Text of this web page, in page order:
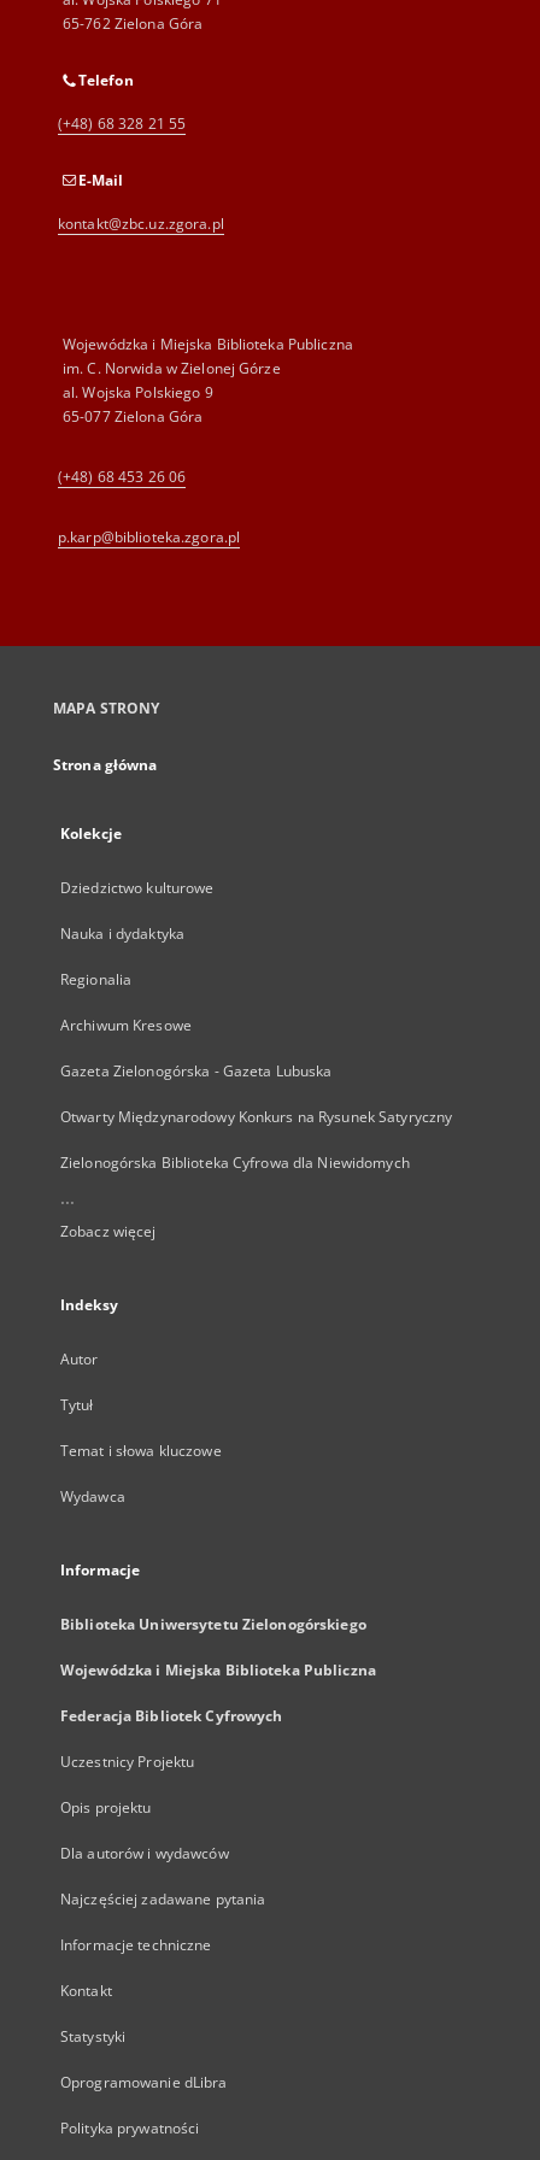
65-762 Zielona Góra
Telefon
(+48) 68 328 21 55
E-Mail
kontakt@zbc.uz.zgora.pl
Wojewódzka i Miejska Biblioteka Publiczna
im. C. Norwida w Zielonej Górze
al. Wojska Polskiego 9
65-077 Zielona Góra
(+48) 68 453 26 06
p.karp@biblioteka.zgora.pl
MAPA STRONY
Strona główna
Kolekcje
Dziedzictwo kulturowe
Nauka i dydaktyka
Regionalia
Archiwum Kresowe
Gazeta Zielonogórska - Gazeta Lubuska
Otwarty Międzynarodowy Konkurs na Rysunek Satyryczny
Zielonogórska Biblioteka Cyfrowa dla Niewidomych
...
Zobacz więcej
Indeksy
Autor
Tytuł
Temat i słowa kluczowe
Wydawca
Informacje
Biblioteka Uniwersytetu Zielonogórskiego
Wojewódzka i Miejska Biblioteka Publiczna
Federacja Bibliotek Cyfrowych
Uczestnicy Projektu
Opis projektu
Dla autorów i wydawców
Najczęściej zadawane pytania
Informacje techniczne
Kontakt
Statystyki
Oprogramowanie dLibra
Polityka prywatności